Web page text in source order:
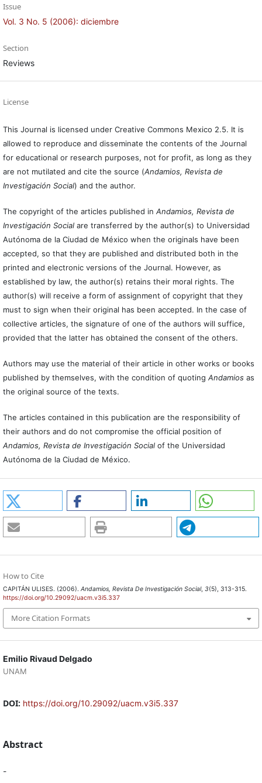
Emilio Rivaud Delgado
UNAM
DOI: https://doi.org/10.29092/uacm.v3i5.337
Abstract
-
Issue
Vol. 3 No. 5 (2006): diciembre
Section
Reviews
License
This Journal is licensed under Creative Commons Mexico 2.5. It is
allowed to reproduce and disseminate the contents of the Journal
for educational or research purposes, not for profit, as long as they
are not mutilated and cite the source (Andamios, Revista de
Investigación Social) and the author.
The copyright of the articles published in Andamios, Revista de
Investigación Socialare transferred by the author(s) to Universidad
Autónoma de la Ciudad de México when the originals have been
accepted, so that they are published and distributed both in the
printed and electronic versions of the Journal. However, as
established by law, the author(s) retains their moral rights. The
author(s) will receive a form of assignment of copyright that they
must to sign when their original has been accepted. In the case of
collective articles, the signature of one of the authors will suffice,
provided that the latter has obtained the consent of the others.
Authors may use the material of their article in other works or books
published by themselves, with the condition of quoting Andamiosas
the original source of the texts.
The articles contained in this publication are the responsibility of
their authors and do not compromise the official position of
Andamios, Revista de Investigación Social of the Universidad
Autónoma de la Ciudad de México.
How to Cite
CAPITÁN ULISES. (2006). Andamios, Revista De Investigación Social, 3(5), 313-315.
https://doi.org/10.29092/uacm.v3i5.337
More Citation Formats